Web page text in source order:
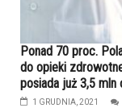
Ponad 70 proc.
do opieki
posiada już 3,5 mln
1 GRUDNIA, 2021